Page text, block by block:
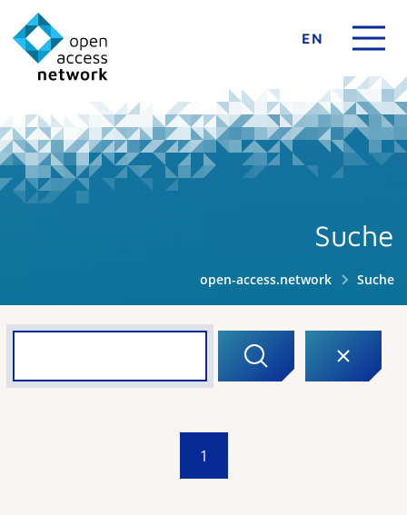
EN
Suche
open-access.network Suche
1